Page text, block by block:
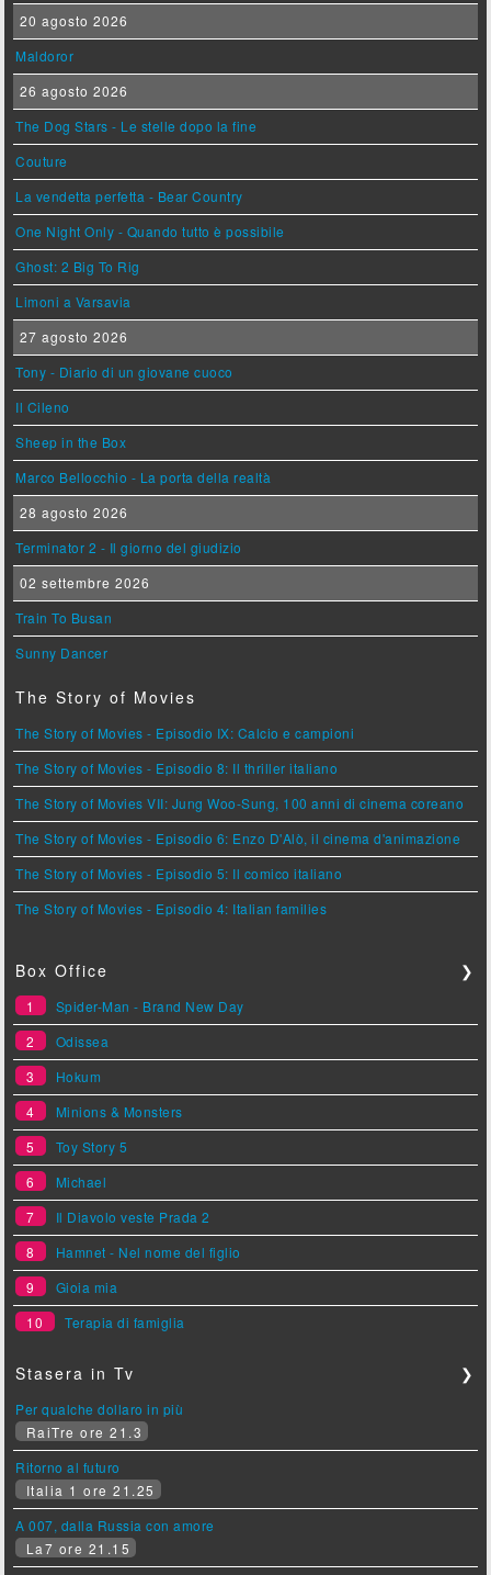
20 agosto 2026
Maldoror
26 agosto 2026
The Dog Stars - Le stelle dopo la fine
Couture
La vendetta perfetta - Bear Country
One Night Only - Quando tutto è possibile
Ghost: 2 Big To Rig
Limoni a Varsavia
27 agosto 2026
Tony - Diario di un giovane cuoco
Il Cileno
Sheep in the Box
Marco Bellocchio - La porta della realtà
28 agosto 2026
Terminator 2 - Il giorno del giudizio
02 settembre 2026
Train To Busan
Sunny Dancer
The Story of Movies
The Story of Movies - Episodio IX: Calcio e campioni
The Story of Movies - Episodio 8: Il thriller italiano
The Story of Movies VII: Jung Woo-Sung, 100 anni di cinema coreano
The Story of Movies - Episodio 6: Enzo D'Alò, il cinema d'animazione
The Story of Movies - Episodio 5: Il comico italiano
The Story of Movies - Episodio 4: Italian families
Box Office ❯
1
Spider-Man - Brand New Day
2
Odissea
3
Hokum
4
Minions & Monsters
5
Toy Story 5
6
Michael
7
Il Diavolo veste Prada 2
8
Hamnet - Nel nome del figlio
9
Gioia mia
10
Terapia di famiglia
Stasera in Tv ❯
Per qualche dollaro in più
RaiTre ore 21.3
Ritorno al futuro
Italia 1 ore 21.25
A 007, dalla Russia con amore
La7 ore 21.15